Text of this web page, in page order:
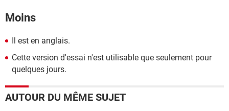
Moins
Il est en anglais.
Cette version d'essai n'est utilisable que seulement pour
quelques jours.
AUTOUR DU MÊME SUJET